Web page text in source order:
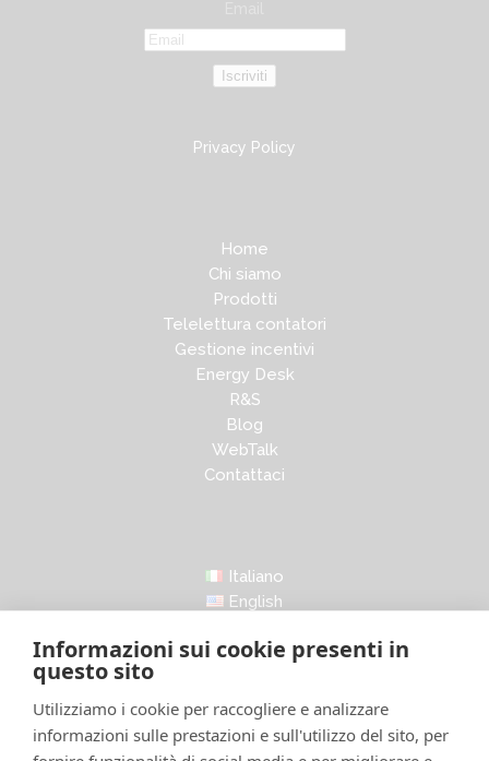
Informazioni sui cookie presenti in
questo sito
Utilizziamo i cookie per raccogliere e analizzare
informazioni sulle prestazioni e sull'utilizzo del sito, per
Iscriviti
Privacy Policy
Home
Chi siamo
Prodotti
Telelettura contatori
Gestione incentivi
Energy Desk
R&S
Blog
WebTalk
Contattaci
Italiano
English
LinkedIn
Facebook
Instagram
X